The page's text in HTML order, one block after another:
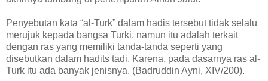
Penyebutan kata “al-Turk” dalam hadis tersebut tidak selalu
merujuk kepada bangsa Turki, namun itu adalah terkait
dengan ras yang memiliki tanda-tanda seperti yang
disebutkan dalam hadits tadi. Karena, pada dasarnya ras al-
Turk itu ada banyak jenisnya. (Badruddin Ayni, XIV/200).